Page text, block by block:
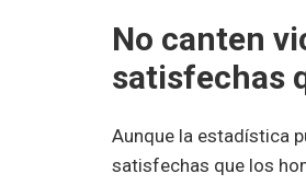
No canten
satisfechas
Aunque la estadística
satisfechas que los